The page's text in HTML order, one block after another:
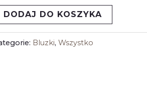
DODAJ DO KOSZYKA
Bluzki,Wszystko